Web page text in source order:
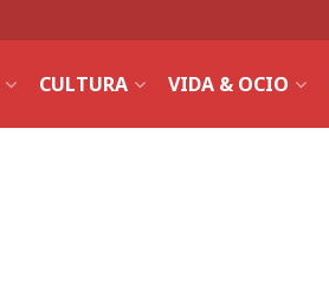
CULTURA VIDA & OCIO